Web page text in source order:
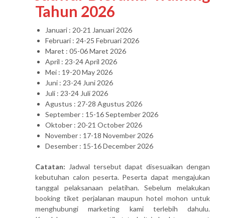
Tahun 2026
Januari : 20-21 Januari 2026
Februari : 24-25 Februari 2026
Maret : 05-06 Maret 2026
April : 23-24 April 2026
Mei : 19-20 May 2026
Juni : 23-24 Juni 2026
Juli : 23-24 Juli 2026
Agustus : 27-28 Agustus 2026
September : 15-16 September 2026
Oktober : 20-21 October 2026
November : 17-18 November 2026
Desember : 15-16 December 2026
Catatan: Jadwal tersebut dapat disesuaikan dengan
kebutuhan calon peserta. Peserta dapat mengajukan
tanggal pelaksanaan pelatihan. Sebelum melakukan
booking tiket perjalanan maupun hotel mohon untuk
menghubungi marketing kami terlebih dahulu.